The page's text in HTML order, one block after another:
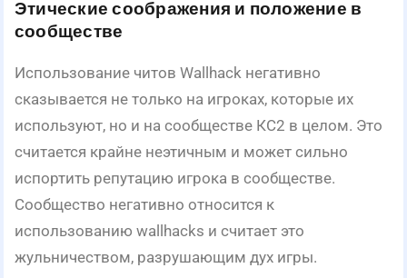
Этические соображения и положение в
сообществе
Использование читов Wallhack негативно
сказывается не только на игроках, которые их
используют, но и на сообществе КС2 в целом. Это
считается крайне неэтичным и может сильно
испортить репутацию игрока в сообществе.
Сообщество негативно относится к
использованию wallhacks и считает это
жульничеством, разрушающим дух игры.